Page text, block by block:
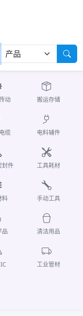
动 搬运存储
缆 电料辅件
封件 工具耗材
料 手动工具
品 清洁用品
工业管材